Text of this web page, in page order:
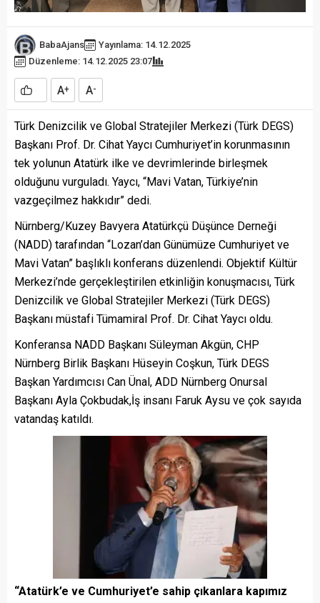
BabaAjans
Yayınlama: 14.12.2025
Düzenleme: 14.12.2025 23:07
A+ A-
Türk Denizcilik ve Global Stratejiler Merkezi (Türk DEGS)
Başkanı Prof. Dr. Cihat Yaycı Cumhuriyet’in korunmasının
tek yolunun Atatürk ilke ve devrimlerinde birleşmek
olduğunu vurguladı. Yaycı, “Mavi Vatan, Türkiye’nin
vazgeçilmez hakkıdır” dedi.
Nürnberg/Kuzey Bavyera Atatürkçü Düşünce Derneği
(NADD) tarafından “Lozan’dan Günümüze Cumhuriyet ve
Mavi Vatan” başlıklı konferans düzenlendi. Objektif Kültür
Merkezi’nde gerçekleştirilen etkinliğin konuşmacısı, Türk
Denizcilik ve Global Stratejiler Merkezi (Türk DEGS)
Başkanı müstafi Tümamiral Prof. Dr. Cihat Yaycı oldu.
Konferansa NADD Başkanı Süleyman Akgün, CHP
Nürnberg Birlik Başkanı Hüseyin Coşkun, Türk DEGS
Başkan Yardımcısı Can Ünal, ADD Nürnberg Onursal
Başkanı Ayla Çokbudak,İş insanı Faruk Aysu ve çok sayıda
vatandaş katıldı.
“Atatürk’e ve Cumhuriyet’e sahip çıkanlara kapımız